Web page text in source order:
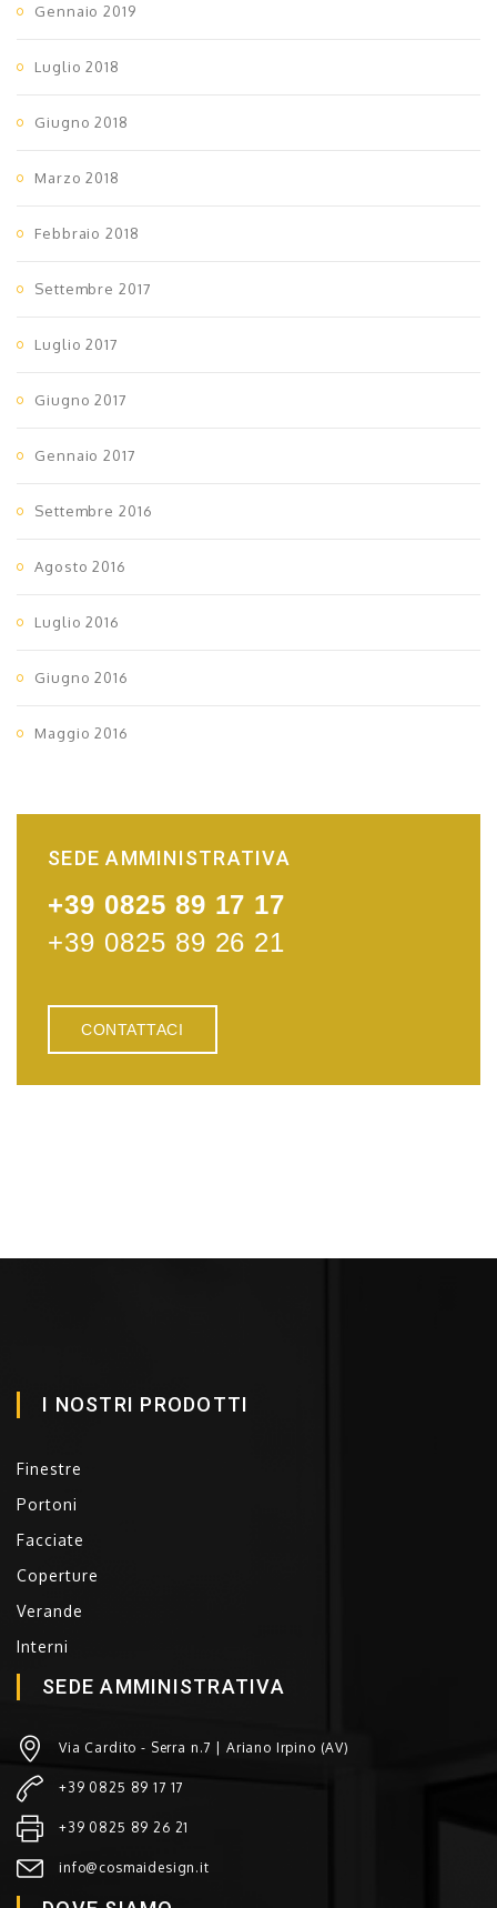
Gennaio 2019
Luglio 2018
Giugno 2018
Marzo 2018
Febbraio 2018
Settembre 2017
Luglio 2017
Giugno 2017
Gennaio 2017
Settembre 2016
Agosto 2016
Luglio 2016
Giugno 2016
Maggio 2016
SEDE AMMINISTRATIVA
+39 0825 89 17 17
+39 0825 89 26 21
CONTATTACI
I NOSTRI PRODOTTI
Finestre
Portoni
Facciate
Coperture
Verande
Interni
SEDE AMMINISTRATIVA
Via Cardito - Serra n.7 | Ariano Irpino (AV)
+39 0825 89 17 17
+39 0825 89 26 21
info@cosmaidesign.it